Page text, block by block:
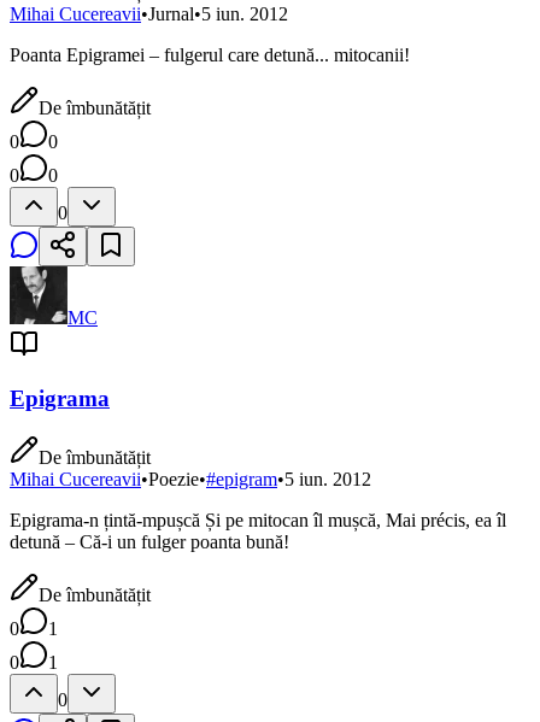
Mihai Cucereavii•Jurnal•5 iun. 2012
Poanta Epigramei – fulgerul care detună... mitocanii!
De îmbunătățit
0
0
0
0
0
MC
Epigrama
De îmbunătățit
Mihai Cucereavii•Poezie•#epigram•5 iun. 2012
Epigrama-n țintă-mpușcă Și pe mitocan îl mușcă, Mai précis, ea îl
detună – Că-i un fulger poanta bună!
De îmbunătățit
0
1
0
1
0